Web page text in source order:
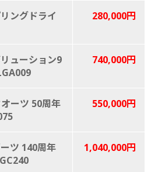
ングドライ
280,000円
ューション9
740,000円
ーツ 50周年
550,000円
ツ 140周年
1,040,000円